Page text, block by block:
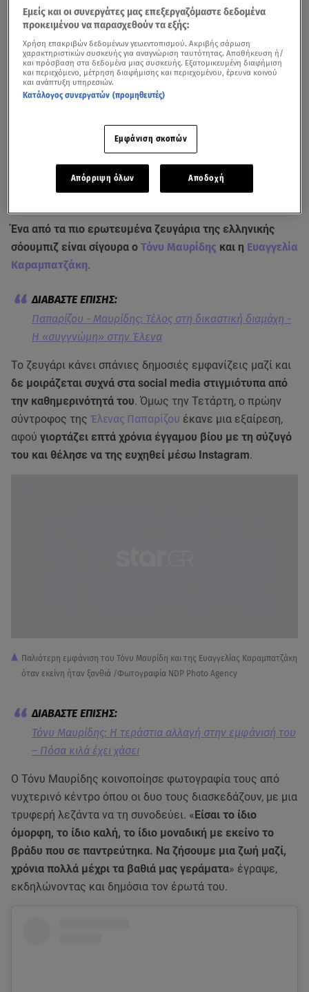
Δείτε ρεπορτάζ για την πρόσφατη δικαστική διαμάχη του Τόνυ Μαυρίδη
και της Έλενας Παπαρίζου από την εκπομπήHappy Day
Ένα από τα πιο ερωτευμένα ζευγάρια της ελληνικής
σόουμπιζ είναι σίγουρα ο Τόνυ Μαυρίδης και η Ευαγγελία
Καραμπατζάκη.
Παπαρίζου - Μαυρίδης: Τέλος στη δικαστική διαμάχη -
Η «συγγνώμη» στην Έλενα
Το ζευγάρι κάνει σπάνιες δημοσιές εμφανίζεις μαζί και
δε μοιράζεται συχνά στα social media στιγμιότυπα από
την καθημερινότητά του. Όμως την Τετάρτη, ο πρώην
σύντροφος της Έλενας Παπαρίζου έκανε μια εξαίρεση,
αφού γιορτάζει επτά χρόνια έγγαμου βίου με τη σύζυγό
του και θέλησε να της ευχηθεί μέσω Instagram.
Παλιότερη εμφάνιση του Τόνυ Μαυρίδη και της Ευαγγελίας Καραμπατζάκη
όταν εκείνη ήταν ξανθιά /Φωτογραφία NDP Photo Agency
Τόνυ Μαυρίδης: H τεράστια αλλαγή στην εμφάνισή του
– Πόσα κιλά έχει χάσει
O Τόνυ Μαυρίδης κοινοποίησε φωτογραφία τους από
νυχτερινό κέντρο όπου οι δυο τους διασκεδάζουν, με μια
τρυφερή λεζάντα να τη συνοδεύει. «Είσαι το ίδιο
όμορφη, το ίδιο καλή, το ίδιο μοναδική με εκείνο το
βράδυ που σε παντρεύτηκα. Να ζήσουμε μια ζωή μαζί,
χρόνια πολλά μέχρι τα βαθιά μας γεράματα» έγραψε,
εκδηλώνοντας και δημόσια τον έρωτά του.
Εμείς και οι συνεργάτες μας επεξεργαζόμαστε δεδομένα
προκειμένου να παρασχεθούν τα εξής:
Χρήση επακριβών δεδομένων γεωεντοπισμού. Ακριβής σάρωση
χαρακτηριστικών συσκευής για αναγνώριση ταυτότητας. Αποθήκευση ή/
και πρόσβαση στα δεδομένα μιας συσκευής. Εξατομικευμένη διαφήμιση
και περιεχόμενο, μέτρηση διαφήμισης και περιεχομένου, έρευνα κοινού
και ανάπτυξη υπηρεσιών.
Κατάλογος συνεργατών (προμηθευτές)
Εμφάνιση σκοπών
Απόρριψη όλων Αποδοχή